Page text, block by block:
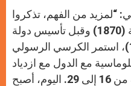
“لمزيد من الفهم، تذكروا
أنه في نهاية الدول الحبرية (1870) وقبل تأسيس دولة
حاضرة الفاتيكان (1929)، استمر الكرسي الرسولي
مع الدول مع ازدياد
عدد ممثليه في تلك الفترة من 16 إلى 29. اليوم، أصبح